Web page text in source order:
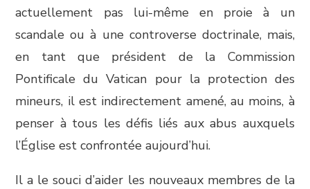
actuellement pas lui-même en proie à un
scandale ou à une controverse doctrinale, mais,
en tant que président de la Commission
Pontificale du Vatican pour la protection des
mineurs, il est indirectement amené, au moins, à
penser à tous les défis liés aux abus auxquels
l’Église est confrontée aujourd’hui.
Il a le souci d’aider les nouveaux membres de la